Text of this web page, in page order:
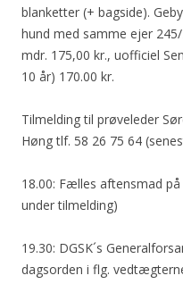
blanketter (+ bagside).
hund med samme ejer
mdr. 175,00 kr., uofficiel
10 år) 170.00 kr.
Tilmelding til prøveleder
Høng tlf. 58 26 75 64
18.00: Fælles aftensmad
under tilmelding)
19.30: DGSK´s
dagsorden i flg.